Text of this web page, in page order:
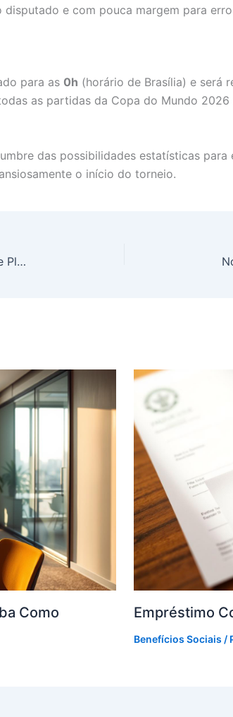
e com pouca margem para
para as 0h (horário de Brasília) e será
as partidas da Copa do Mundo
das possibilidades estatísticas
o início do torneio.
Axia Energia (AXIA3) Garante R$ 3 Bilhões em Crédito e Planeja Captar Mais R$ 2 Bilhões em Debêntures para Blindar Caixa
Como Empréstimo
Benefícios Sociais /